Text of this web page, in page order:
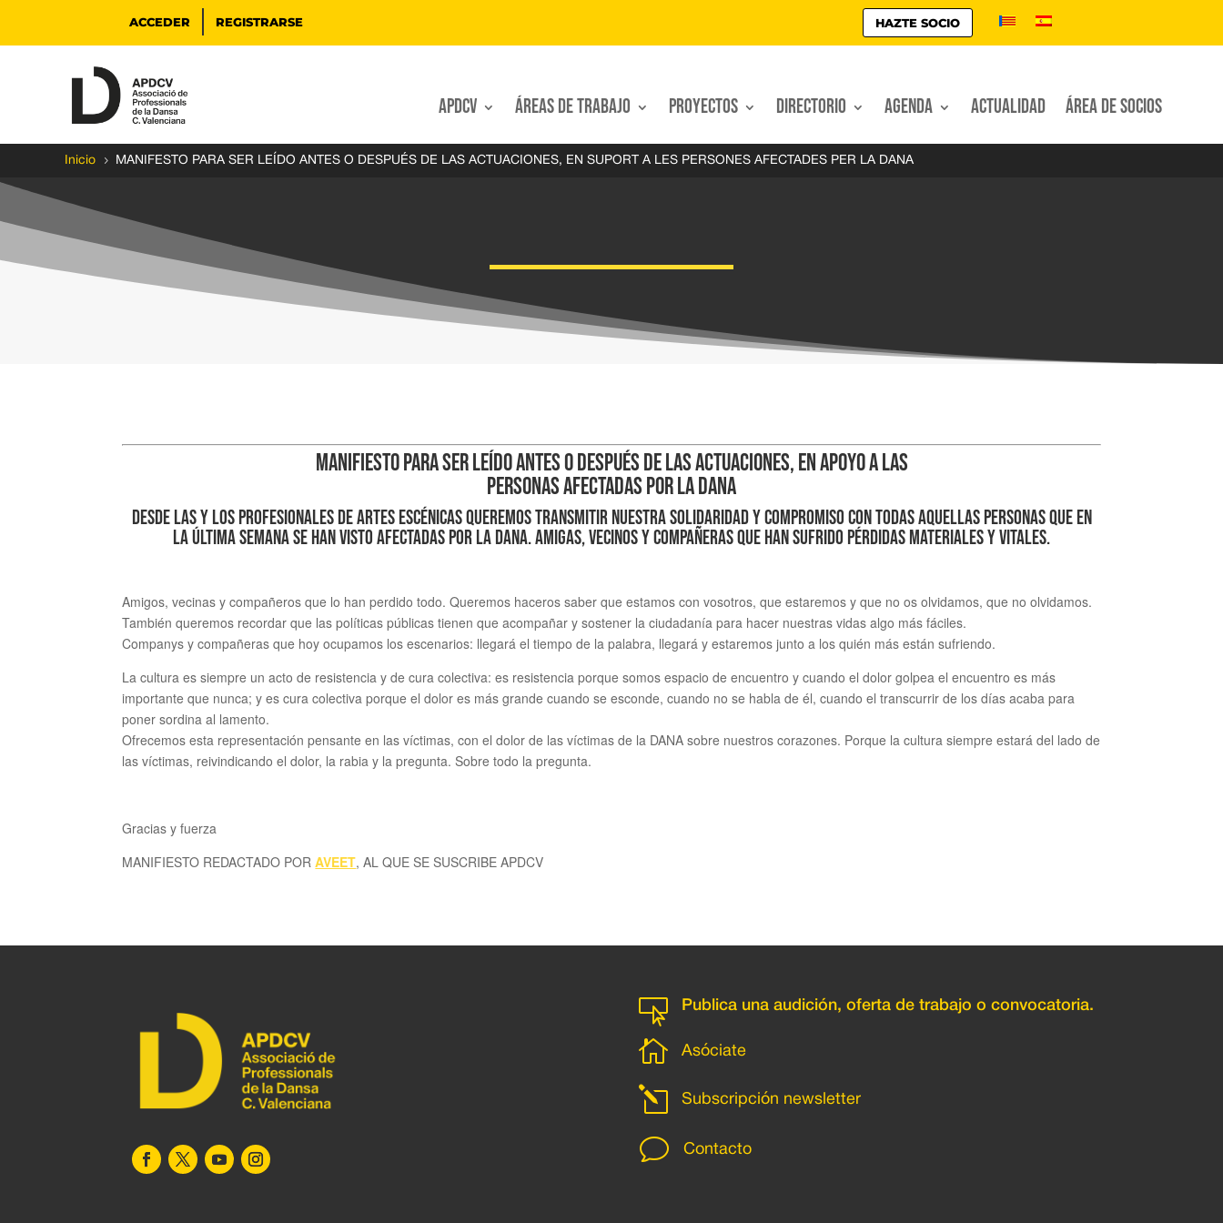
ACCEDER REGISTRARSE HAZTE SOCIO
APDCV Áreas de trabajo Proyectos Directorio Agenda Actualidad Área de socios
Inicio 5 MANIFESTO PARA SER LEÍDO ANTES O DESPUÉS DE LAS ACTUACIONES, EN SUPORT A LES PERSONES AFECTADES PER LA DANA
MANIFIESTO PARA SER LEÍDO ANTES O DESPUÉS DE LAS ACTUACIONES, EN APOYO A LAS
PERSONAS AFECTADAS POR LA DANA
Desde las y los profesionales de artes escénicas queremos transmitir nuestra solidaridad y compromiso con todas aquellas personas que en
la última semana se han visto afectadas por la DANA. Amigas, vecinos y compañeras que han sufrido pérdidas materiales y vitales.
Amigos, vecinas y compañeros que lo han perdido todo. Queremos haceros saber que estamos con vosotros, que estaremos y que no os olvidamos, que no olvidamos.
También queremos recordar que las políticas públicas tienen que acompañar y sostener la ciudadanía para hacer nuestras vidas algo más fáciles.
Companys y compañeras que hoy ocupamos los escenarios: llegará el tiempo de la palabra, llegará y estaremos junto a los quién más están sufriendo.
La cultura es siempre un acto de resistencia y de cura colectiva: es resistencia porque somos espacio de encuentro y cuando el dolor golpea el encuentro es más
importante que nunca; y es cura colectiva porque el dolor es más grande cuando se esconde, cuando no se habla de él, cuando el transcurrir de los días acaba para
poner sordina al lamento.
Ofrecemos esta representación pensante en las víctimas, con el dolor de las víctimas de la DANA sobre nuestros corazones. Porque la cultura siempre estará del lado de
las víctimas, reivindicando el dolor, la rabia y la pregunta. Sobre todo la pregunta.
Gracias y fuerza
MANIFIESTO REDACTADO PORAVEET, AL QUE SE SUSCRIBE APDCV
 Publica una audición, oferta de trabajo o convocatoria.
 Asóciate
l Subscripción newsletter
v Contacto